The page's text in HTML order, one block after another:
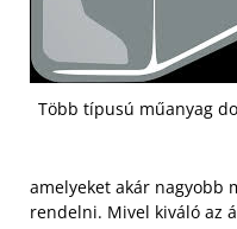
Több típusú műanyag
amelyeket akár nagyobb
rendelni. Mivel kiváló az